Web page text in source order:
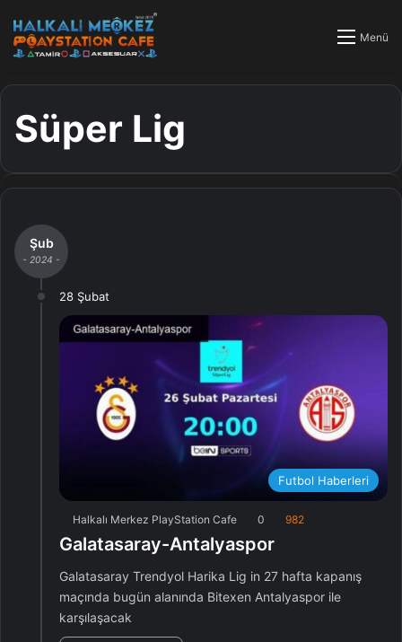
Menü
Süper Lig
Şub
- 2024 -
28 Şubat
Futbol Haberleri
Halkalı Merkez PlayStation Cafe 0 982
Galatasaray-Antalyaspor
Galatasaray Trendyol Harika Lig in 27 hafta kapanış
maçında bugün alanında Bitexen Antalyaspor ile
karşılaşacak